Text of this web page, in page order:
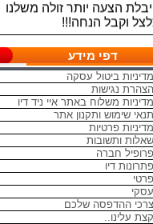
וקבל הנחה!!!
להיות הכי זולים
בראשי הדיו והטונרים
יש אפשרות
להיום
באתר אינם
על קניה כמותית פרטים
ההזמנות
אך ורק ביחס אישי
ובהקשבה
הצלחתנו
דפי מידע
מדיניות ביטול עסקה
הצהרת נגישות
מדיניות משלוח באתר איי ניד דיו
תנאי שימוש ותקנון אתר
מדיניות פרטיות
שאלות ותשובות
פרופיל חברה
פתרונות דיו
פרטי
עסקי
צרכי ההדפסה שלכם
קצת עלינו..